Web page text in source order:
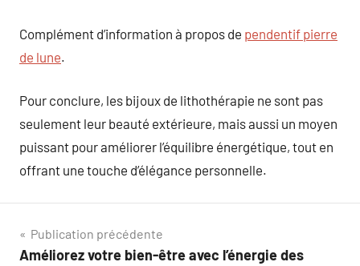
Complément d’information à propos de pendentif pierre
de lune.
Pour conclure, les bijoux de lithothérapie ne sont pas
seulement leur beauté extérieure, mais aussi un moyen
puissant pour améliorer l’équilibre énergétique, tout en
offrant une touche d’élégance personnelle.
Navigation
Publication précédente
Améliorez votre bien-être avec l’énergie des